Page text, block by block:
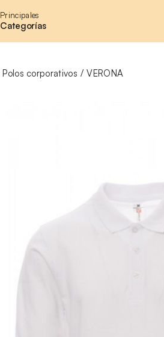
Principales
Categorías
Polos corporativos VERONA